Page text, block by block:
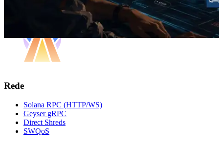
Rede
Solana RPC (HTTP/WS)
Geyser gRPC
Direct Shreds
SWQoS